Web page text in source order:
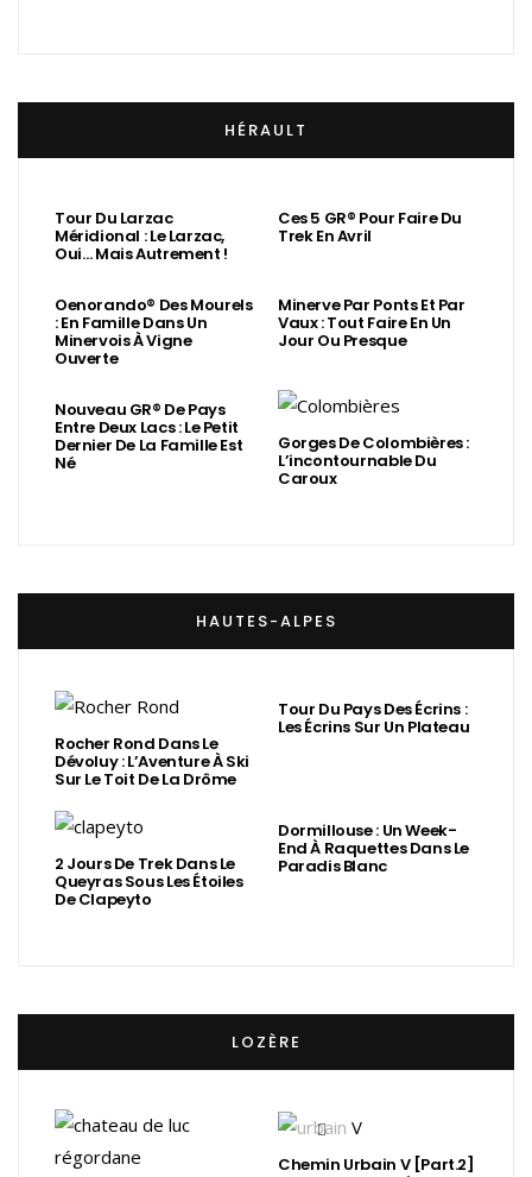
HÉRAULT
Tour Du Larzac
Méridional : Le Larzac,
Oui… Mais Autrement !
Ces 5 GR® Pour Faire Du
Trek En Avril
Oenorando® Des Mourels
: En Famille Dans Un
Minervois À Vigne
Ouverte
Minerve Par Ponts Et Par
Vaux : Tout Faire En Un
Jour Ou Presque
Nouveau GR® De Pays
Entre Deux Lacs : Le Petit
Dernier De La Famille Est
Né
Gorges De Colombières :
L’incontournable Du
Caroux
HAUTES-ALPES
Rocher Rond Dans Le
Dévoluy : L’Aventure À Ski
Sur Le Toit De La Drôme
Tour Du Pays Des Écrins :
Les Écrins Sur Un Plateau
2 Jours De Trek Dans Le
Queyras Sous Les Étoiles
De Clapeyto
Dormillouse : Un Week-
End À Raquettes Dans Le
Paradis Blanc
LOZÈRE
Chemin Urbain V [Part.2]